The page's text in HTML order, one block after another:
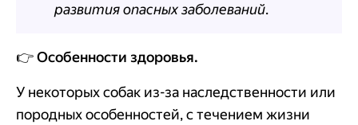
развития опасных заболеваний.
👉Особенности здоровья.
У некоторых собак из-за наследственности или
породных особенностей, с течением жизни